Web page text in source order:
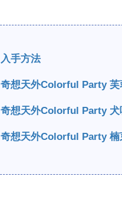
入手方法
奇想天外Colorful Party 芙
奇想天外Colorful Party 犬
奇想天外Colorful Party 楠